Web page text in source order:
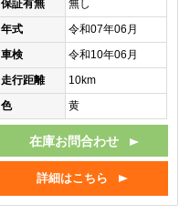
保証有無
無し
年式
令和07年06月
車検
令和10年06月
走行距離
10km
色
黄
在庫お問合わせ
詳細はこちら